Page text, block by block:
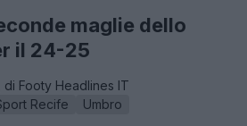
maglie dello
il 24-25
di Footy Headlines IT
Recife
Umbro